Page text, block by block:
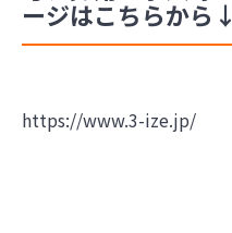
ージはこちらから↓
https://www.3-ize.jp/